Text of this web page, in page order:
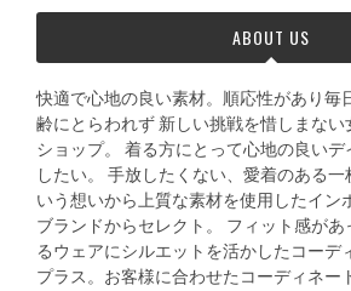
ABOUT US
快適で心地の良い素材。順応性があり毎
齢にとらわれず 新しい挑戦を惜しまない
ショップ。 着る方にとって心地の良い
したい。 手放したくない、愛着のある一
いう想いから上質な素材を使用したイン
ブランドからセレクト。 フィット感が
るウェアにシルエットを活かしたコーデ
プラス。お客様に合わせたコーディネー